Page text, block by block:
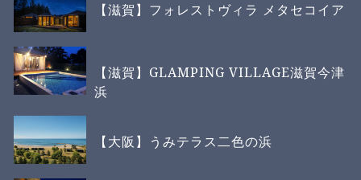
【滋賀】フォレストヴィラ メタセコイア
【滋賀】GLAMPING VILLAGE滋賀今津
浜
【大阪】うみテラス二色の浜